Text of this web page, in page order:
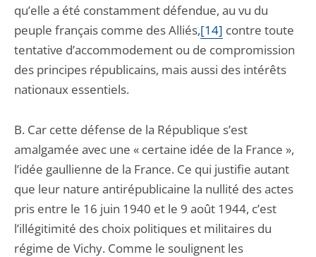
qu’elle a été constamment défendue, au vu du
peuple français comme des Alliés,[14] contre toute
tentative d’accommodement ou de compromission
des principes républicains, mais aussi des intérêts
nationaux essentiels.
B. Car cette défense de la République s’est
amalgamée avec une « certaine idée de la France »,
l’idée gaullienne de la France. Ce qui justifie autant
que leur nature antirépublicaine la nullité des actes
pris entre le 16 juin 1940 et le 9 août 1944, c’est
l’illégitimité des choix politiques et militaires du
régime de Vichy. Comme le soulignent les